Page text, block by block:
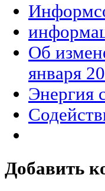
Об
января
Энергия
Добавить